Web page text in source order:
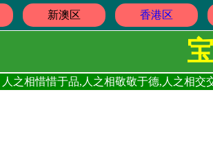
新澳区 香港区
人之相惜惜于品,人之相敬敬于德,人之相